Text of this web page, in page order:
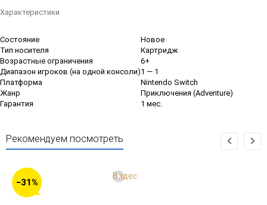
Характеристики
Состояние
Новое
Тип носителя
Картридж
Возрастные ограничения
6+
Диапазон игроков (на одной консоли)1 — 1
Платформа
Nintendo Switch
Жанр
Приключения (Adventure)
Гарантия
1 мес.
Рекомендуем посмотреть
Видео
−31%